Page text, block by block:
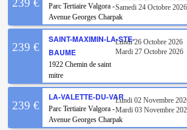
239 €
Parc Tertiaire Valgora -
Avenue Georges Charpak
Samedi 24 Octobre 2026
239 €
SAINT-MAXIMIN-LA-STE-
BAUME
1922 Chemin de saint
mitre
Lundi 26 Octobre 2026
Mardi 27 Octobre 2026
239 €
LA-VALETTE-DU-VAR
Parc Tertiaire Valgora -
Avenue Georges Charpak
Lundi 02 Novembre
Mardi 03 Novembre